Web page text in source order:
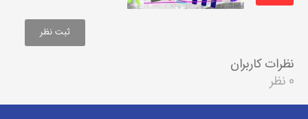
نظرات کاربران
0 نظر